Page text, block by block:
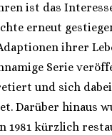
ist das
erneut
ihrer
Serie
und sich
Darüber hinaus
1981 kürzlich